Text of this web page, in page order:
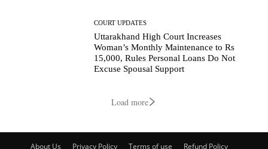
COURT UPDATES
Uttarakhand High Court Increases
Woman’s Monthly Maintenance to Rs
15,000, Rules Personal Loans Do Not
Excuse Spousal Support
Load more
About Us Privacy Policy Terms of use Refund Policy